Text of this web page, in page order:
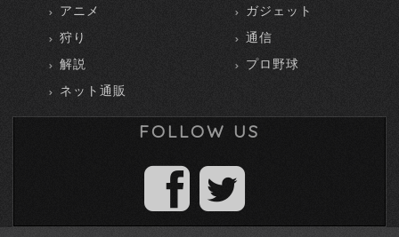
アニメ
ガジェット
狩り
通信
解説
プロ野球
ネット通販
FOLLOW US